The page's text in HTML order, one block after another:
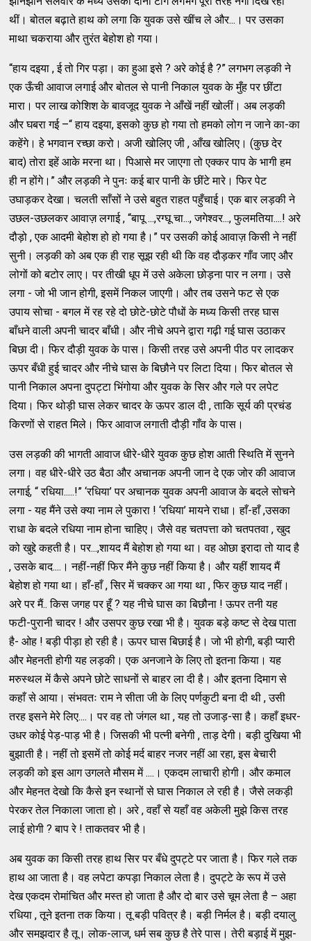
थीं। बोतल बढ़ाते हाथ को लगा कि युवक उसे खींच ले और...। पर उसका
माथा चकराया और तुरंत बेहोश हो गया।
“हाय दइया , ई तो गिर पड़ा। का हुआ इसे ? अरे कोई है ?” लगभग लड़की ने
एक ऊँची आवाज लगाई और बोतल से पानी निकाल युवक के मुँह पर छींटा
मारा। पर लाख कोशिश के बावजूद युवक ने आँखें नहीं खोलीं। अब लड़की
और घबरा गई –“ हाय दइया, इसको कुछ हो गया तो हमको लोग न जाने का-का
कहेंगे। हे भगवान रच्छा करो। अजी खोलिए जी , आँख खोलिए। (कुछ देर
बाद) तोरा इहें आके मरना था। पिआसे मर जाएगा तो एक्कर पाप के भागी हम
ही न होंगे।” और लड़की ने पुनः कई बार पानी के छींटे मारे। फिर पेट
उघाड़कर देखा। चलती साँसों ने उसे बहुत राहत पहुँचाई। एक बार लड़की ने
उछल-उछलकर आवाज़ लगाई , “बापू ...,रग्घू चा..., जगेश्वर..., फुलमतिया....! अरे
दौड़ो , एक आदमी बेहोश हो हो गया है।” पर उसकी कोई आवाज़ किसी ने नहीं
सुनी। लड़की को अब एक ही राह सूझ रही थी कि वह दौड़कर गाँव जाए और
लोगों को बटोर लाए। पर तीखी धूप में उसे अकेला छोड़ना पार न लगा। उसे
लगा - जो भी जान होगी, इसमें निकल जाएगी। और तब उसने फट से एक
उपाय सोचा - बगल में रह रहे दो छोटे-छोटे पौधों के मध्य किसी तरह घास
बाँधने वाली अपनी चादर बाँधी। और नीचे अपने द्वारा गढ़ी गई घास उठाकर
बिछा दी। फिर दौड़ी युवक के पास। किसी तरह उसे अपनी पीठ पर लादकर
ऊपर बँधी हुई चादर और नीचे घास के बिछौने पर लिटा दिया। फिर बोतल से
पानी निकाल अपना दुपट्टा भिंगोया और युवक के सिर और गले पर लपेट
दिया। फिर थोड़ी घास लेकर चादर के ऊपर डाल दी , ताकि सूर्य की प्रचंड
किरणों से राहत मिले। फिर आवाज लगाती दौड़ी गाँव के पास।
उस लड़की की भागती आवाज धीरे-धीरे युवक कुछ होश आती स्थिति में सुनने
लगा। वह धीरे-धीरे उठ बैठा और अचानक अपनी जान दे एक जोर की आवाज
लगाई, “ रधिया.....!” ‘रधिया’ पर अचानक युवक अपनी आवाज के बदले सोचने
लगा - यह मैंने उसे क्या नाम ले पुकारा ! ‘रधिया’ मायने राधा। हाँ-हाँ ,उसका
राधा के बदले रधिया नाम होना चाहिए। जैसे वह चतपत्ता को चतपतवा , खुद
को खुद्दे कहती है। पर...,शायद मैं बेहोश हो गया था। वह ओछा इरादा तो याद है
, उसके बाद....। नहीं-नहीं फिर मैंने कुछ नहीं किया है। और यहीं शायद मैं
बेहोश हो गया था। हाँ-हाँ , सिर में चक्कर आ गया था , फिर कुछ याद नहीं।
अरे पर मैं.. किस जगह पर हूँ ? यह नीचे घास का बिछौना ! ऊपर तनी यह
फटी-पुरानी चादर ! और उसपर कुछ रखा भी है। युवक बड़े कष्ट से देख पाता
है- ओह ! बड़ी पीड़ा हो रही है। ऊपर घास बिछाई है। जो भी होगी, बड़ी प्यारी
और मेहनती होगी यह लड़की। एक अनजाने के लिए तो इतना किया। यह
मरुस्थल में कैसे अपने छोटे साधनों से बाहर ला दी है। और इतना दिमाग से
कहाँ से आया। संभवतः राम ने सीता जी के लिए पर्णकुटी बना दी थी , उसी
तरह इसने मेरे लिए....। पर वह तो जंगल था , यह तो उजाड़-सा है। कहाँ इधर-
उधर कोई पेड़-पाड़ भी है। जिसकी भी पत्नी बनेगी , ताड़ देगी। बड़ी दुखिया भी
बुझाती है। नहीं तो इसमें तो कोई मर्द बाहर नजर नहीं आ रहा, इस बेचारी
लड़की को इस आग उगलते मौसम में ....। एकदम लाचारी होगी। और कमाल
और मेहनत देखो कि कैसे इन स्थानों से घास निकाल ले रही है। जैसे लकड़ी
पेरकर तेल निकाला जाता हो। अरे , वहाँ से यहाँ वह अकेली मुझे किस तरह
लाई होगी ? बाप रे ! ताकतवर भी है।
अब युवक का किसी तरह हाथ सिर पर बँधे दुपट्टे पर जाता है। फिर गले तक
हाथ आ जाता है। वह लपेटा कपड़ा निकाल लेता है। दुपट्टे के रूप में उसे
देख एकदम रोमांचित और मस्त हो जाता है और दो बार उसे चूम लेता है – अहा
रधिया , तूने इतना तक किया। तू बड़ी पवित्र है। बड़ी निर्मल है। बड़ी दयालु
और समझदार है तू। लोक-लाज, धर्म सब कुछ है तेरे पास। तेरी बड़ाई में मुझ-